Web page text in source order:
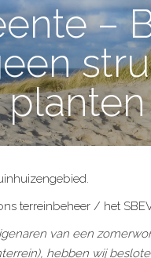
–
planten
terreinbeheer / het
van een
hebben wij